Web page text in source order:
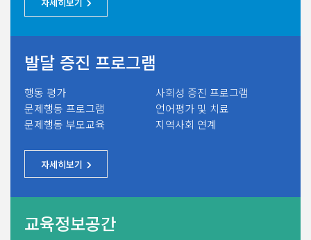
자세히보기
발달 증진 프로그램
행동 평가
문제행동 프로그램
문제행동 부모교육
사회성 증진 프로그램
언어평가 및 치료
지역사회 연계
자세히보기
교육정보공간